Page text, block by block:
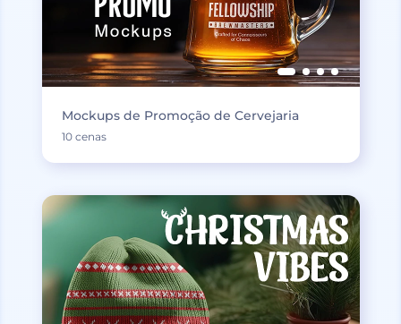
Mockups de Promoção de Cervejaria
10 cenas